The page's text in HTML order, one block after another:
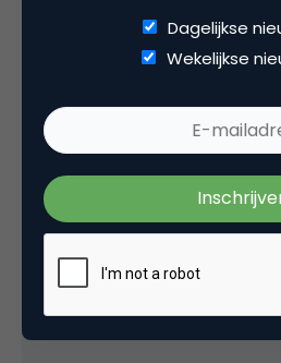
Deel dit artikel
Kopieer link
Ernst-Jan Kruize
Projectleider
Dagelijkse
Wekelijkse